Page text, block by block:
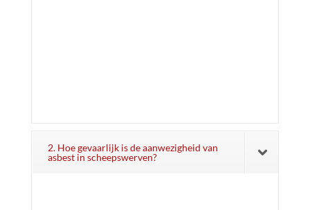
2. Hoe gevaarlijk is de aanwezigheid van
asbest in scheepswerven?